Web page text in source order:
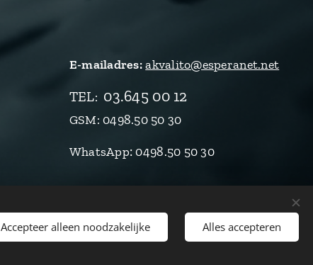
E-mailadres:akvalito@esperanet.net
TEL: 03.645 00 12
GSM: 0498.50 50 30
WhatsApp:0498.50 50 30
Accepteer alleen noodzakelijke Alles accepteren